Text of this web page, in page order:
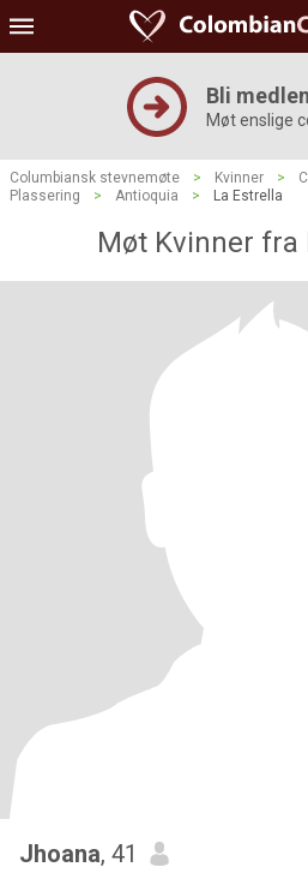
Bli
Møt enslige
Columbiansk stevnemøte > Kvinner >
Plassering
> Antioquia > La Estrella
Møt Kvinner fra
Jhoana, 41